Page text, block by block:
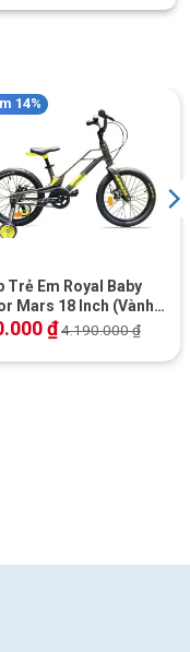
14%
Trẻ Em Royal Baby
Mars 18 Inch (Vành
₫4.190.000₫